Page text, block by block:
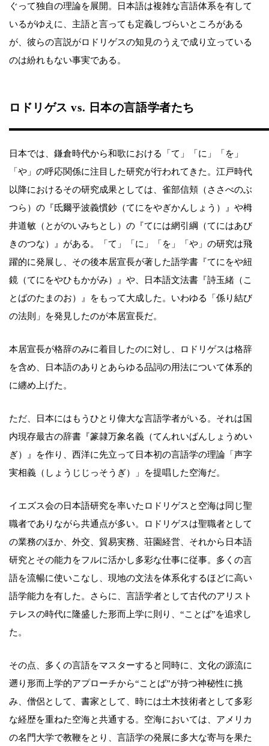
ぐって独自の理論を展開。日本語は複雑な言語体系を有して
いるがゆえに、主語と言っても定義しづらいところがある
が、彼らの言説がロドリゲスの知見のうえで成り立っている
のは紛れもない事実である。
ロドリゲス vs. 日本の言語学者たち
日本では、鎌倉時代から和歌における「て」「に」「を」
「や」の呼応関係に注目した研究が行われてきた。江戸時代
以降におけるその研究成果としては、雀部信頬（ささべのぶ
つら）の『氐爾乎波義慣鈔（てにをやぎかんしょう）』や栂
井道敏（とがのいみちとし）の『てには網引綱（てにはあび
きのつな）』がある。「て」「に」「を」「や」の研究は飛
躍的に発展し、その後本居宣長が著した語学書『てにをや紐
鏡（てにをやひもかがみ）』や、日本語文法書『詩玉緒（こ
とばのたまのお）』をもって大成した。いわゆる「係り結び
の法則」を発見したのが本居宣長だ。
本居宣長が格辞のみに着目したのに対し、ロドリゲスは格辞
を含め、日本語のありとあらゆる品詞の用法について体系的
に纏め上げた。
ただ、日本にはもうひとり偉大な言語学者がいる。それは国
内現存最古の辞書『篆隷万象名義（てんれいばんしょうめい
ぎ）』を作り、西洋に先立って日本初の言語学の理論「声字
実相義（しょうじじっそうぎ）」を提唱した空海だ。
イエズス会の日本語研究を率いたロドリゲスと空海は同じ聖
職者でありながら共通点が多い。ロドリゲスは聖職者として
の業務のほか、外交、貿易実務、荘園経営、それから日本語
研究とその能力をフルに活かし多彩な仕事に従事。多くの言
語を流暢に使いこなし、現地の文法を体系化するほどに高い
語学能力を有した。さらに、言語学者として古代のアリスト
テレスの時代に隆盛した形而上学に則り、“ことば”を追求し
た。
その点、多くの言語をマスターすると同時に、文化の源流に
遡り形而上学的アプローチから“ことば”が持つ神秘性に挑
み、僧侶として、書家として、時には土木技術者として多彩
な経歴を重ねた空海と共通する。空海においては、アメリカ
の名門大学で教鞭をとり、言語学の発展に多大な寄与を果た